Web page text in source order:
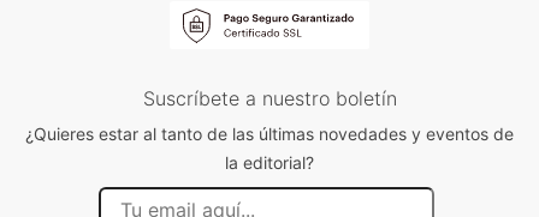
Suscríbete a nuestro boletín
¿Quieres estar al tanto de las últimas novedades y eventos de
la editorial?